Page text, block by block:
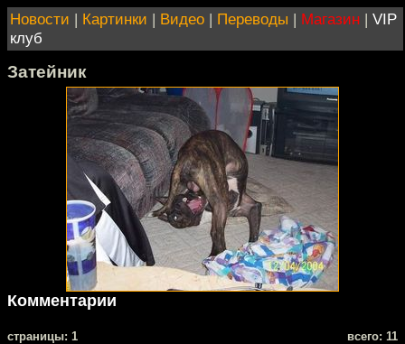
Новости | Картинки | Видео | Переводы | Магазин | VIP
клуб
Затейник
Комментарии
cтраницы: 1 всего: 11